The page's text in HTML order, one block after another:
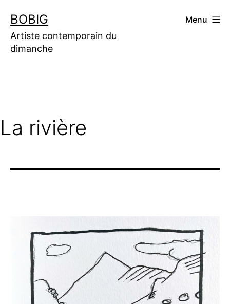
contenu
BOBIG
Artiste contemporain du
dimanche
Menu
La rivière